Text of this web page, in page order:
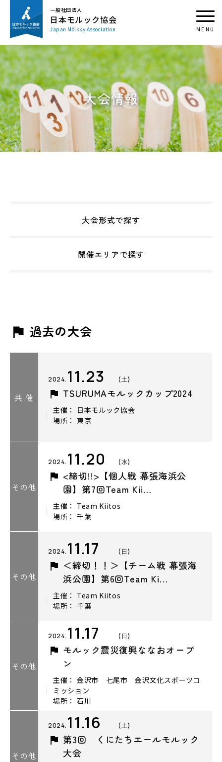
一般社団法人
日本モルック協会
Japan Mölkky Association
大会情報
大会形式で探す
開催エリアで探す
過去の大会
共 催
2024. 11.23 (土)
TSURUMAモルックカップ2024
主催： 日本モルック協会
場所： 東京
その他
2024. 11.20 (水)
<締切!!>【個人戦 幕張海浜公
園】第7回Team Kii…
主催： Team Kiitos
場所： 千葉
その他
2024. 11.17 (日)
＜締切！！＞【チーム戦 幕張海
浜公園】第6回Team Ki…
主催： Team Kiitos
場所： 千葉
その他
2024. 11.17 (日)
モルック震災復興ななおオープ
ン
主催： 金沢市 七尾市 金沢文化スポーツコ
ミッション
場所： 石川
その他
2024. 11.16 (土)
第3回 くにたちエールモルック
大会